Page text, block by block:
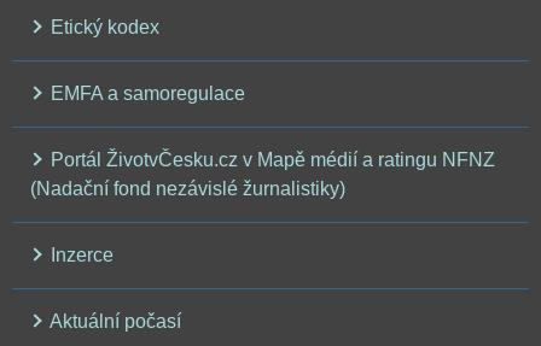
Etický kodex
EMFA a samoregulace
Portál ŽivotvČesku.cz v Mapě médií a ratingu NFNZ
(Nadační fond nezávislé žurnalistiky)
Inzerce
Aktuální počasí